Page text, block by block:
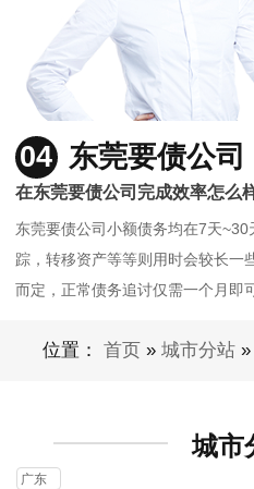
04 东莞要债公司
在东莞要债公司完成效率怎么
东莞要债公司小额债务均在7天
踪，转移资产等等则用时会较长一
而定，正常债务追讨仅需一个月即
位置： 首页 » 城市分站 »
城市
广东